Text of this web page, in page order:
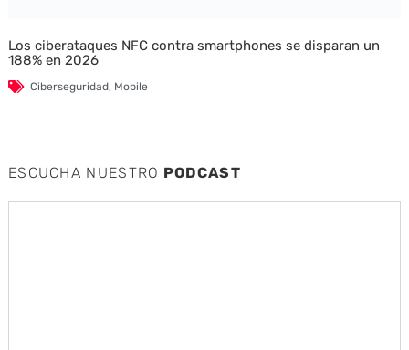
Los ciberataques NFC contra smartphones se disparan un
188% en 2026
Ciberseguridad, Mobile
ESCUCHA NUESTRO PODCAST